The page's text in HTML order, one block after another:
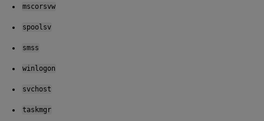
mscorsvw
spoolsv
smss
winlogon
svchost
taskmgr